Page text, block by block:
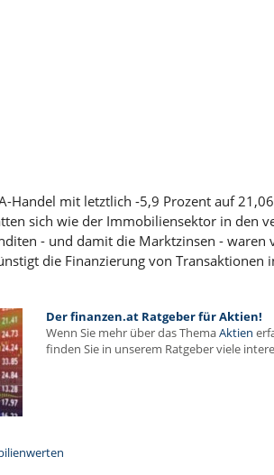
Handel mit letztlich -5,9 Prozent auf
sich wie der Immobiliensektor in den
- und damit die Marktzinsen - waren
die Finanzierung von Transaktionen
Der finanzen.at Ratgeber für Aktien!
Wenn Sie mehr über das ThemaAktien
finden Sie in unserem Ratgeber viele